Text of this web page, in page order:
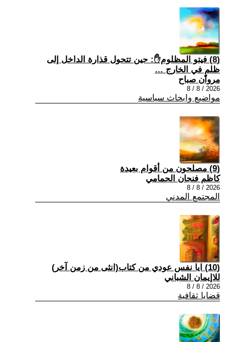
(8) فيتو المظلوم✋: حين تتحول قذارة الداخل إلى
ظلمٍ في الخارج …
مروان صباح
2026 / 8 / 8
مواضيع وابحاث سياسية
(9) مصلحون من أقوام بعيدة
كاظم فنجان الحمامي
2026 / 8 / 8
المجتمع المدني
(10) ايا نفس عودي من كتاب(انثى من زمن آخر)
للاإيمان الشباني
2026 / 8 / 8
قضايا ثقافية